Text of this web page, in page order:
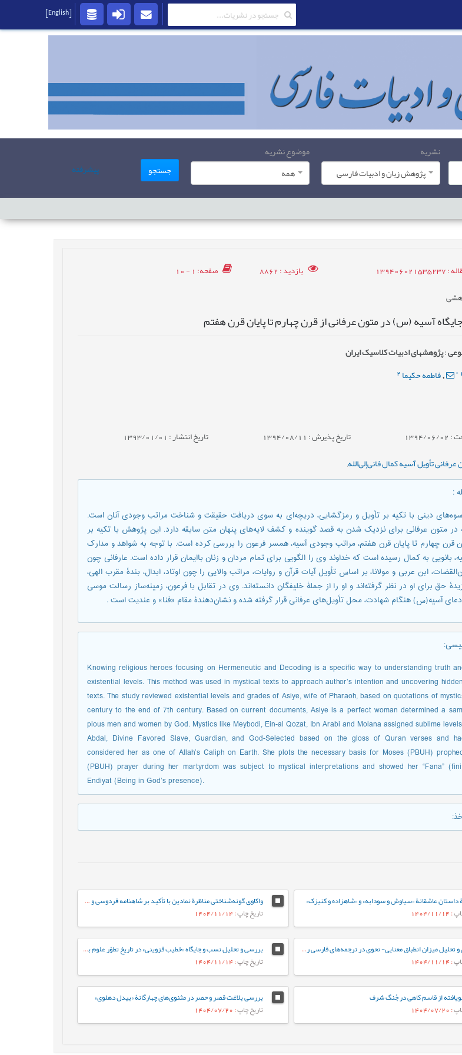
نشریه
پژوهش زبان و ادبیات فارسی
موضوع نشریه
همه
جستجو پیشرفته
: 139406021535237 بازدید: 8862 صفحه: 1 - 10
آسیه (س) در متون عرفانی از قرن چهارم تا پایان قرن هفتم
:پژوهش‎های ادبیات کلاسیک ایران
1
*
,فاطمه حکیما2
02 تاریخ پذیرش : 1394/08/11 تاریخ انتشار : 1393/01/01
عرفانی تأویل آسیه کمال فانی‌إلی‌الله,
:
دینی با تکیه بر تأویل و رمزگشایی، دریچه‌ای به سوی دریافت حقیقت و شناخت مراتب وجودی آنان است.
در متون عرفانی برای نزدیک شدن به قصد گوینده و کشف لایه‌های پنهان متن سابقه دارد. این پژوهش با تکیه بر
قرن چهارم تا پایان قرن هفتم، مراتب وجودی آسیه، همسر فرعون را بررسی کرده است. با توجه به شواهد و مدارک
بانویی به کمال رسیده ‌است که خداوند وی را الگویی برای تمام مردان و زنان باایمان قرار داده است. عارفانی چون
ابن ‌عربی و مولانا، بر اساس تأویل آیات قرآن و روایات، مراتب والایی را چون اوتاد، ابدال، بندۀ مقرب الهی،
حق برای او در نظر گرفته‌اند و او را از جملۀ خلیفگان دانسته‌اند. وی در تقابل با فرعون، زمینه‌ساز رسالت موسی
آسیه(س) هنگام شهادت، محل تأویل‌های عرفانی قرار گرفته ‌شده و نشان‌دهندۀ مقام «فنا» و عندیت است .
:
Knowing religious heroes focusing on Hermeneutic and Decoding is a specific way to understanding truth
existential levels. This method was used in mystical texts to approach author’s intention and uncovering
texts. The study reviewed existential levels and grades of Asiye, wife of Pharaoh, based on quotations of
century to the end of 7th century. Based on current documents, Asiye is a perfect woman determined a
pious men and women by God. Mystics like Meybodi, Ein-al Qozat, Ibn Arabi and Molana assigned sublime
Abdal, Divine Favored Slave, Guardian, and God-Selected based on the gloss of Quran verses and
considered her as one of Allah’s Caliph on Earth. She plots the necessary basis for Moses (PBUH)
(PBUH) prayer during her martyrdom was subject to mystical interpretations and showed her “Fana”
Endiyat (Being in God’s presence).
:
داستان عاشقانۀ «سیاوش و سودابه» و «شاهزاده و کنیزک»
: 1404/11/14
واکاوی گونه‌شناختی مناظرة نمادین با تأکید بر شاهنامه فردوسی و خمسة نظامی گنجوی
تاریخ چاپ: 1404/11/14
بررسی و تحلیل میزان انطباق معنایی- نحوی در ترجمه‏‌های فارسی رمان «سه‌شنبه‌ها با موری»
: 1404/11/14
بررسی و تحلیل نسب و جایگاه «خطیب قزوینی» در تاریخ تطوّر علوم بلاغی
تاریخ چاپ: 1404/11/14
از قاسم کاهی در جُنگ شرف
: 1404/07/20
بررسی بلاغت قصر و حصر در مثنوی‌های چهارگانۀ «بیدل دهلوی»
تاریخ چاپ: 1404/07/20
[English]